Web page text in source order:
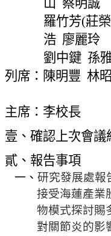
於
室
服
務
山 蔡明誠
羅竹芳(莊
浩 廖麗玲
劉中鍵 孫
列席：陳明豐 林
主席：李校長
壹、確認上次會議
貳、報告事項
一、 研究發展處報
接受海蓮產業
物模式探討賜
對關節炎的影